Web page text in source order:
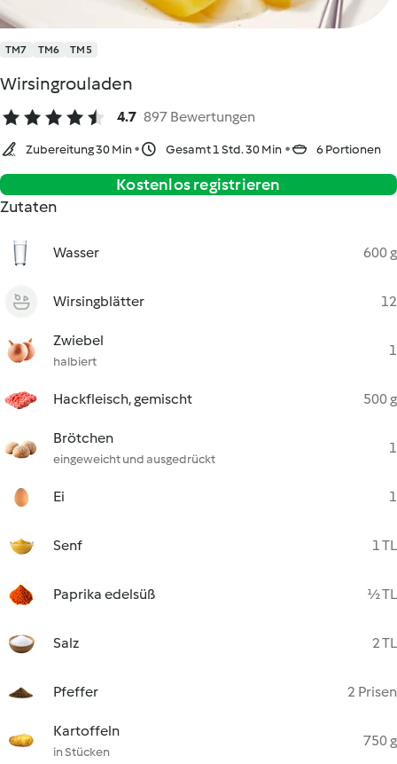
TM7 TM6 TM5
Wirsingrouladen
4.7 897 Bewertungen
Zubereitung 30 Min Gesamt 1 Std. 30 Min 6 Portionen
Kostenlos registrieren
Zutaten
Wasser 600 g
Wirsingblätter 12
Zwiebel
halbiert
1
Hackfleisch, gemischt 500 g
Brötchen
eingeweicht und ausgedrückt
1
Ei 1
Senf 1 TL
Paprika edelsüß ½ TL
Salz 2 TL
Pfeffer 2 Prisen
Kartoffeln
in Stücken
750 g